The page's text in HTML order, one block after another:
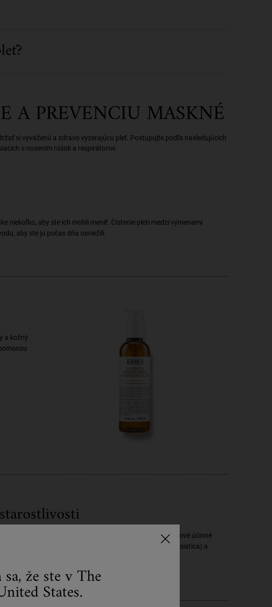
A PREVENCIU MASKNÉ
si vyváženú a zdravo vyzerajúcu pleť. Postupujte podľa nasledujúcich
s nosením rúšok a respirátorov.
niekoľko, aby ste ich mohli meniť. Čistenie pleti medzi výmenami
aby ste ju počas dňa osviežili.
a kožný
súčasnú rutinu starostlivosti o pleť alebo vyskúšať nové účinné
účinok na pokožku, ako je pupočník ázijský (centella asiatica) a
že ste v The
States.